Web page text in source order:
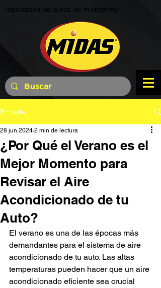
reparacion de autos ne monterrey
Entrada
¿Por Qué el Verano es el
Mejor Momento para
Revisar el Aire
Acondicionado de tu
Auto?
28 jun 2024 2 min de lectura
El verano es una de las épocas más
demandantes para el sistema de aire
acondicionado de tu auto. Las altas
temperaturas pueden hacer que un aire
acondicionado eficiente sea crucial